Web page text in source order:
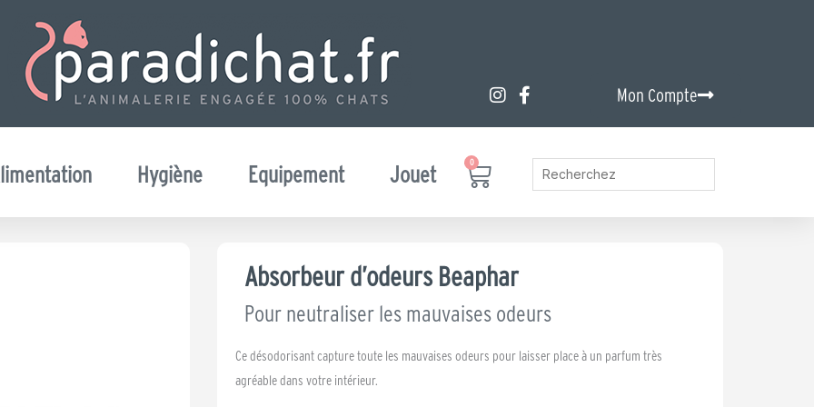
Mon Compte
Hygiène Equipement Jouet 0
Panier
Absorbeur d’odeurs Beaphar
Pour neutraliser les mauvaises odeurs
Ce désodorisant capture toute les mauvaises odeurs pour laisser place à un parfum très
agréable dans votre intérieur.